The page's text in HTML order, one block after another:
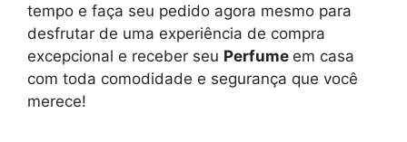
tempo e faça seu pedido agora mesmo para
desfrutar de uma experiência de compra
excepcional e receber seu Perfume em casa
com toda comodidade e segurança que você
merece!